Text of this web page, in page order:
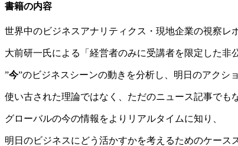
書籍の内容
世界中のビジネスアナリティクス・現地企業の視察レ
大前研一氏による「経営者のみに受講者を限定した非
”今”のビジネスシーンの動きを分析し、明日のアクシ
使い古された理論ではなく、ただのニュース記事でも
グローバルの今の情報をよりリアルタイムに知り、
明日のビジネスにどう活かすかを考えるためのケース